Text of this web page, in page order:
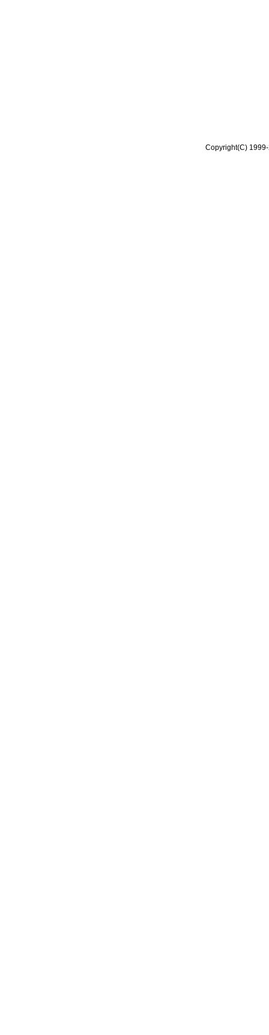
Copyright(C)